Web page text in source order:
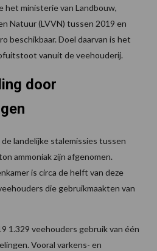
het ministerie van Landbouw,
Natuur (LVVN) tussen 2019 en
beschikbaar. Doel daarvan is het
vanuit de veehouderij.
door
landelijke stalemissies tussen
ammoniak zijn afgenomen.
is circa de helft van deze
die gebruikmaakten van
1.329 veehouders gebruik van één
Vooral varkens- en